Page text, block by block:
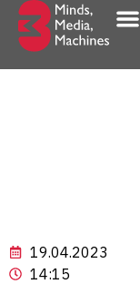
19.04.2023
14:15